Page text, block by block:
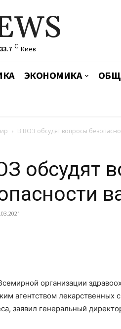
33.7 C Киев
ЭКОНОМИКА
В ВОЗ обсудят вопросы
обсудят
организации
агентством лекарственных
заявил генеральный